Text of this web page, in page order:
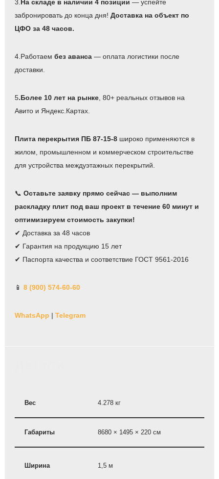
3. На складе в наличии 4 позиции — успейте
забронировать до конца дня! Доставка на объект по
ЦФО за 48 часов.
4.Работаем без аванса — оплата логистики после
доставки.
5.Более 10 лет на рынке , 80+ реальных отзывов на
Авито и Яндекс.Картах.
Плита перекрытия ПБ 87-15-8 широко применяются в
жилом, промышленном и коммерческом строительстве
для устройства междуэтажных перекрытий.
📞 Оставьте заявку прямо сейчас — выполним
раскладку плит под ваш проект в течение 60 минут и
оптимизируем стоимость закупки!
✔ Доставка за 48 часов
✔ Гарантия на продукцию 15 лет
✔ Паспорта качества и соответствие ГОСТ 9561-2016
📱 8 (900) 574-60-60
WhatsApp | Telegram
Вес 4.278 кг
Габариты 8680 × 1495 × 220 см
Ширина 1,5 м